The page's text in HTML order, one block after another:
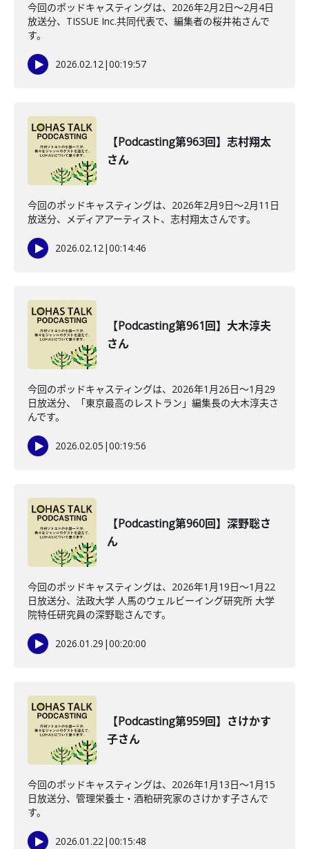
今回のポッドキャスティングは、2026年2月2日〜2月4日
放送分、TISSUE Inc.共同代表で、編集者の桜井祐さんで
す。
2026.02.12|00:19:57
【Podcasting第963回】志村翔太
さん
今回のポッドキャスティングは、2026年2月9日〜2月11日
放送分、メディアアーティスト、志村翔太さんです。
2026.02.12|00:14:46
【Podcasting第961回】大木淳夫
さん
今回のポッドキャスティングは、2026年1月26日〜1月29
日放送分、「東京最高のレストラン」編集長の大木淳夫さ
んです。
2026.02.05 |00:19:56
【Podcasting第960回】深野聡さ
ん
今回のポッドキャスティングは、2026年1月19日〜1月22
日放送分、法政大学 人馬のウェルビーイング研究所 大学
院特任研究員の深野聡さんです。
2026.01.29 |00:20:00
【Podcasting第959回】さけかす
子さん
今回のポッドキャスティングは、2026年1月13日〜1月15
日放送分、管理栄養士・酒粕研究家のさけかす子さんで
す。
2026.01.22|00:15:48